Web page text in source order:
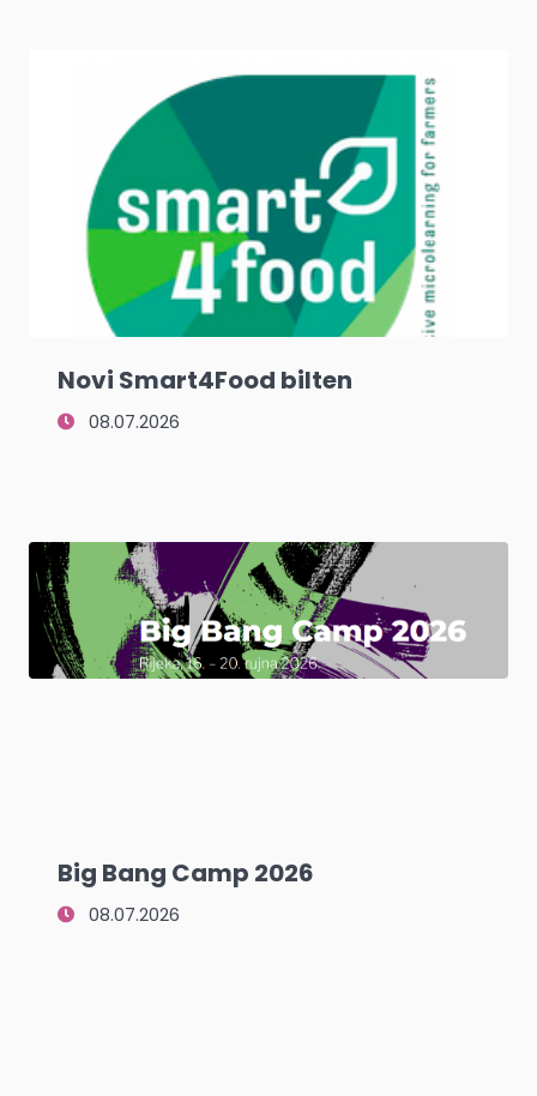
Novi Smart4Food bilten
08.07.2026
Big Bang Camp 2026
08.07.2026